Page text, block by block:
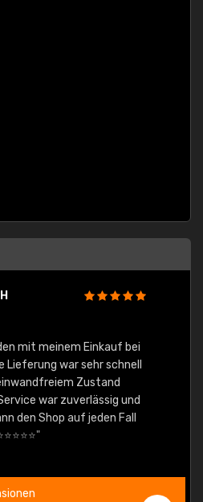
mit meinem Einkauf bei
Lieferung war sehr schnell
Zustand
war zuverlässig und
den Shop auf jeden Fall